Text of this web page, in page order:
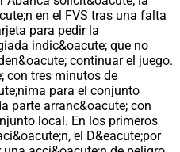
en el FVS tras una falta
para pedir la
indic&oacute; que no
continuar el juego.
con tres minutos de
para el conjunto
parte arranc&oacute; con
local. En los primeros
el D&eacute;por